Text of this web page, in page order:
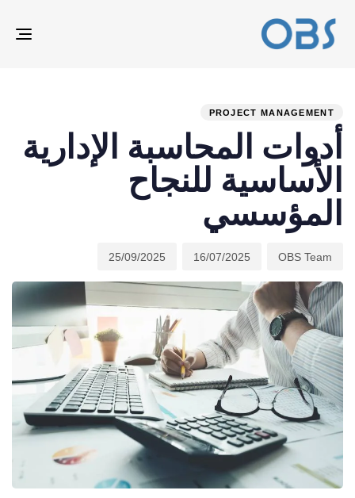
PROJECT MANAGEMENT
أدوات المحاسبة الإدارية
الأساسية للنجاح
المؤسسي
OBS Team
16/07/2025
25/09/2025